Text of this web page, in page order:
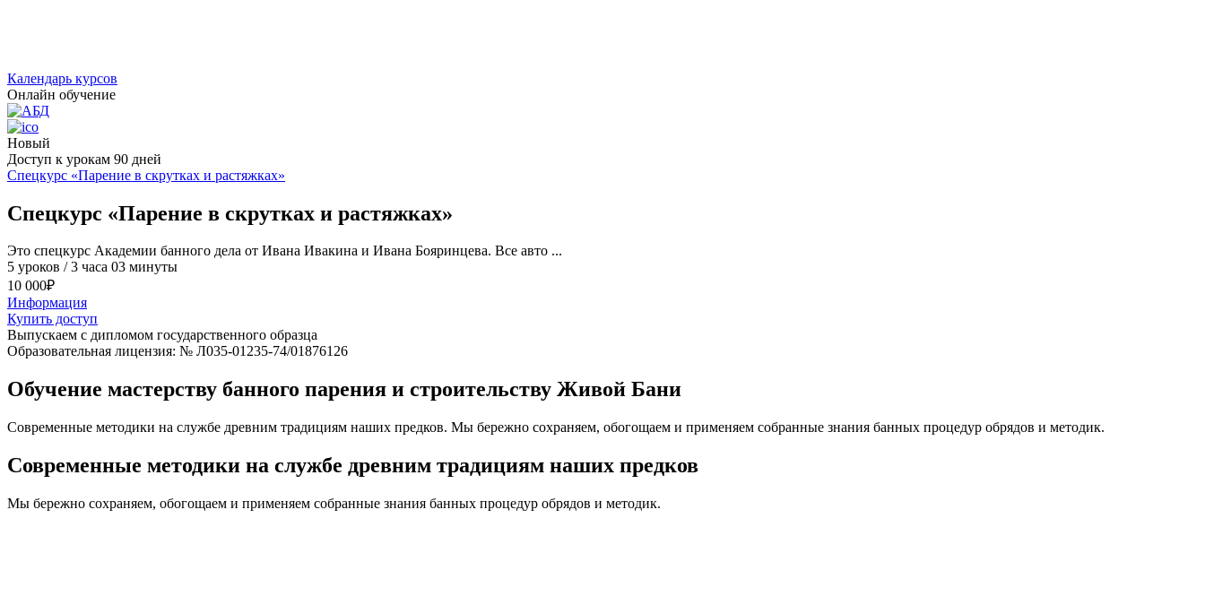
Календарь курсов
Онлайн обучение
Новый
Доступ к урокам 90 дней
Спецкурс «Парение в скрутках и растяжках»
Спецкурс «Парение в скрутках и растяжках»
Это спецкурс Академии банного дела от Ивана Ивакина и Ивана Бояринцева. Все авто ...
5 уроков / 3 часа 03 минуты
10 000₽
Информация
Купить доступ
Выпускаем с дипломом государственного образца
Образовательная лицензия: № Л035-01235-74/01876126
Обучение мастерству банного парения и строительству Живой Бани
Современные методики на службе древним традициям наших предков. Мы бережно сохраняем, обогощаем и применяем собранные знания банных процедур обрядов и методик.
Современные методики на службе древним традициям наших предков
Мы бережно сохраняем, обогощаем и применяем собранные знания банных процедур обрядов и методик.